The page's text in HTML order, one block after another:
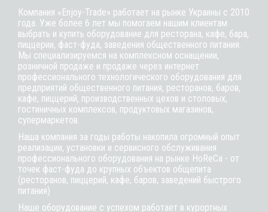
Компания «Enjoy-Trade» работает на рынке Украины с 2010
года. Уже более 6 лет мы помогаем нашим клиентам
выбрать и купить оборудование для ресторана, кафе, бара,
пиццерии, фаст-фуда, заведения общественного питания.
Мы специализируемся на комплексном оснащении,
розничной продаже и продаже через интернет
профессионального технологического оборудования для
предприятий общественного питания, ресторанов, баров,
кафе, пиццерий, производственных цехов и столовых,
гостиничных комплексов, продуктовых магазинов,
супермаркетов.
Наша компания за годы работы накопила огромный опыт
реализации, установки и сервисного обслуживания
профессионального оборудования на рынке HoReCa - от
точек фаст-фуда до крупных объектов общепита
(ресторанов, пиццерий, кафе, баров, заведений быстрого
питания)
Наше оборудование с успехом работает в курортных